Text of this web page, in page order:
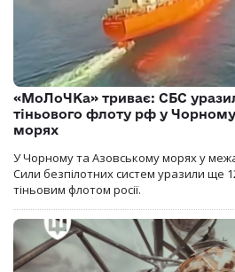
«МоЛоЧКа» триває: СБС
тіньового флоту рф у
морях
У Чорному та Азовському морях у
Сили безпілотних систем уразили ще
тіньовим флотом росії.